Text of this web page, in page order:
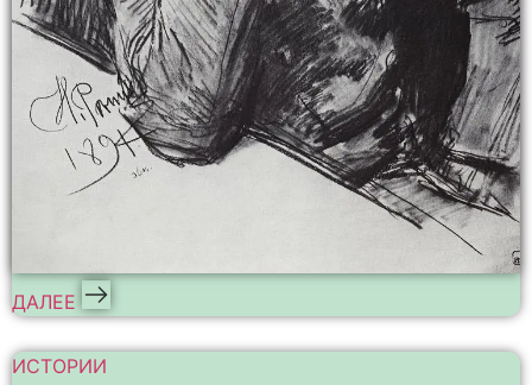
ДАЛЕЕ
ИСТОРИИ